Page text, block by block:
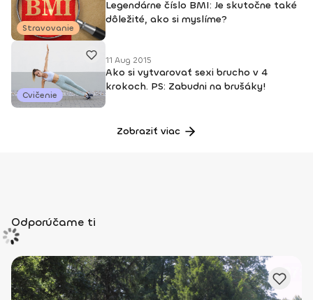
Stravovanie
Legendárne číslo BMI: Je skutočne také
dôležité, ako si myslíme?
Cvičenie
11 Aug 2015
Ako si vytvarovať sexi brucho v 4
krokoch. PS: Zabudni na brušáky!
Zobraziť viac
Odporúčame ti